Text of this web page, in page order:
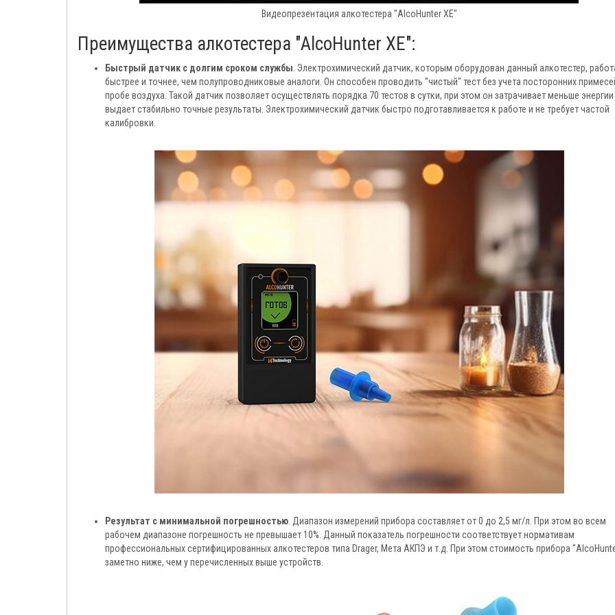
Видеопрезентация алкотестера "AlcoHunter XE"
Преимущества алкотестера "AlcoHunter XE":
Быстрый датчик с долгим сроком службы. Электрохимический датчик, которым оборудован данный алкотестер,
быстрее и точнее, чем полупроводниковые аналоги. Он способен проводить "чистый" тест без учета посторонних
пробе воздуха. Такой датчик позволяет осуществлять порядка 70 тестов в сутки, при этом он затрачивает меньше энергии
выдает стабильно точные результаты. Электрохимический датчик быстро подготавливается к работе и не требует частой
калибровки.
Результат с минимальной погрешностью. Диапазон измерений прибора составляет от 0 до 2,5 мг/л. При этом во всем
рабочем диапазоне погрешность не превышает 10%. Данный показатель погрешности соответствует нормативам
профессиональных сертифицированных алкотестеров типа Drager, Мета АКПЭ и т.д. При этом стоимость прибора
заметно ниже, чем у перечисленных выше устройств.